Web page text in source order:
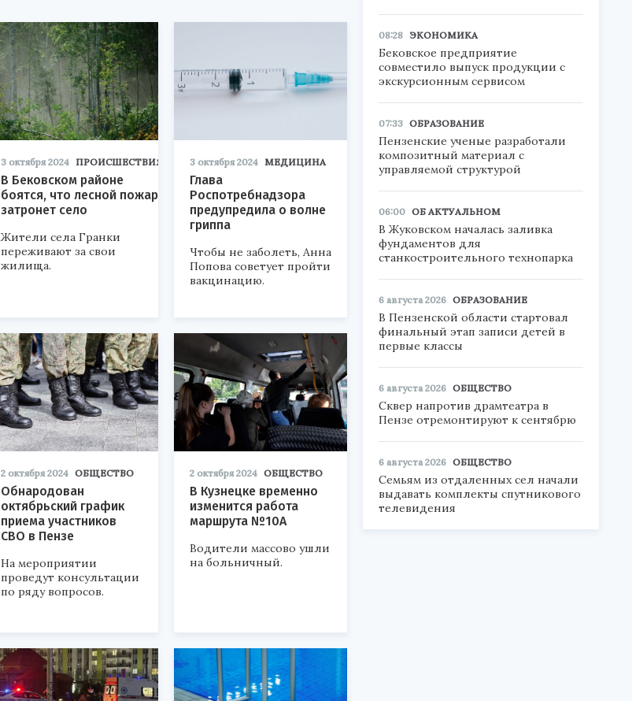
3 октября 2024 ПРОИСШЕСТВИЯ
В Бековском районе
боятся, что лесной пожар
затронет село
Жители села Гранки
переживают за свои
жилища.
3 октября 2024 МЕДИЦИНА
Глава
Роспотребнадзора
предупредила о волне
гриппа
Чтобы не заболеть, Анна
Попова советует пройти
вакцинацию.
2 октября 2024 ОБЩЕСТВО
Обнародован
октябрьский график
приема участников
СВО в Пензе
На мероприятии
проведут консультации
по ряду вопросов.
2 октября 2024 ОБЩЕСТВО
В Кузнецке временно
изменится работа
маршрута №10А
Водители массово ушли
на больничный.
08:28 ЭКОНОМИКА
Бековское предприятие
совместило выпуск продукции с
экскурсионным сервисом
07:33 ОБРАЗОВАНИЕ
Пензенские ученые разработали
композитный материал с
управляемой структурой
06:00 ОБ АКТУАЛЬНОМ
В Жуковском началась заливка
фундаментов для
станкостроительного технопарка
6 августа 2026 ОБРАЗОВАНИЕ
В Пензенской области стартовал
финальный этап записи детей в
первые классы
6 августа 2026 ОБЩЕСТВО
Сквер напротив драмтеатра в
Пензе отремонтируют к сентябрю
6 августа 2026 ОБЩЕСТВО
Семьям из отдаленных сел начали
выдавать комплекты спутникового
телевидения